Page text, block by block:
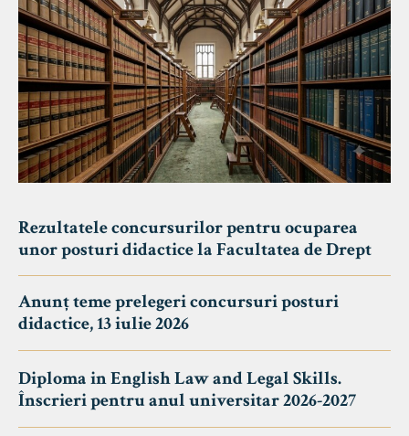
Rezultatele concursurilor pentru ocuparea
unor posturi didactice la Facultatea de Drept
Anunț teme prelegeri concursuri posturi
didactice, 13 iulie 2026
Diploma in English Law and Legal Skills.
Înscrieri pentru anul universitar 2026-2027